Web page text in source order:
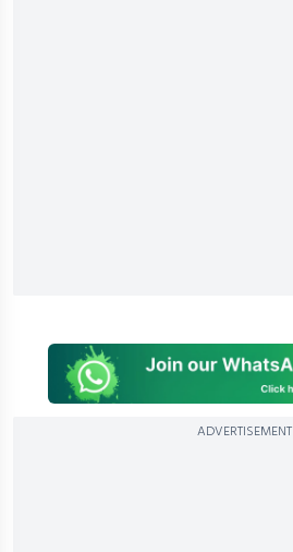
ADVERTISEMENT